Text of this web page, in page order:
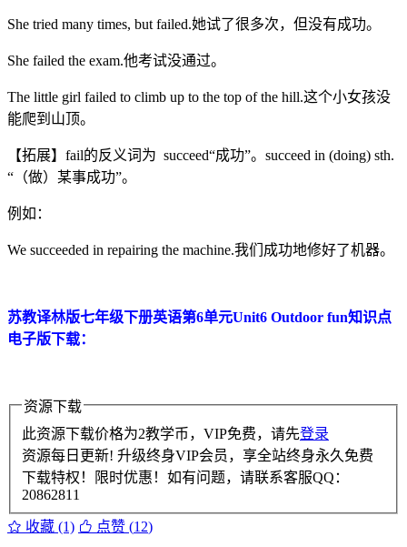
She tried many times, but failed.她试了很多次，但没有成功。
She failed the exam.他考试没通过。
The little girl failed to climb up to the top of the hill.这个小女孩没
能爬到山顶。
【拓展】fail的反义词为 succeed“成功”。succeed in (doing) sth.
“（做）某事成功”。
例如：
We succeeded in repairing the machine.我们成功地修好了机器。
苏教译林版七年级下册英语第6单元Unit6 Outdoor fun知识点
电子版下载：
资源下载
此资源下载价格为2教学币，VIP免费，请先登录
资源每日更新! 升级终身VIP会员，享全站终身永久免费
下载特权！限时优惠！如有问题，请联系客服QQ：
20862811
收藏 (1) 点赞 (12)